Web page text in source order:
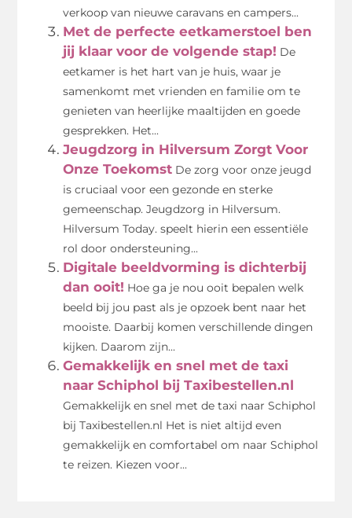
verkoop van nieuwe caravans en campers...
Met de perfecte eetkamerstoel ben
jij klaar voor de volgende stap! De
eetkamer is het hart van je huis, waar je
samenkomt met vrienden en familie om te
genieten van heerlijke maaltijden en goede
gesprekken. Het...
Jeugdzorg in Hilversum Zorgt Voor
Onze Toekomst De zorg voor onze jeugd
is cruciaal voor een gezonde en sterke
gemeenschap. Jeugdzorg in Hilversum.
Hilversum Today. speelt hierin een essentiële
rol door ondersteuning...
Digitale beeldvorming is dichterbij
dan ooit! Hoe ga je nou ooit bepalen welk
beeld bij jou past als je opzoek bent naar het
mooiste. Daarbij komen verschillende dingen
kijken. Daarom zijn...
Gemakkelijk en snel met de taxi
naar Schiphol bij Taxibestellen.nl
Gemakkelijk en snel met de taxi naar Schiphol
bij Taxibestellen.nl Het is niet altijd even
gemakkelijk en comfortabel om naar Schiphol
te reizen. Kiezen voor...